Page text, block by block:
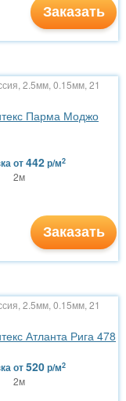
Заказать
2.5мм, 0.15мм, 21
Парма Моджо
от442р/м2
2м
Заказать
2.5мм, 0.15мм, 21
Атланта Рига 478
от520р/м2
2м